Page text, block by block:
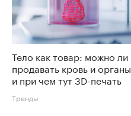
Тело как товар: можно ли
продавать кровь и органы
и при чем тут 3D-печать
Тренды